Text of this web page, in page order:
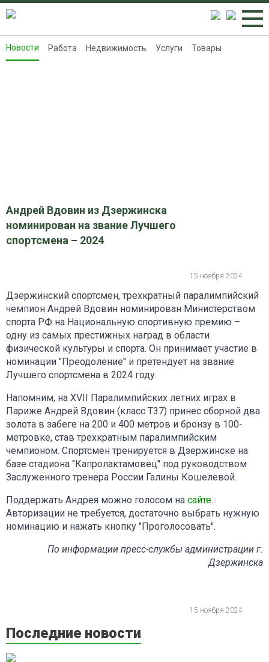
Новости
Новости Работа Недвижимость Услуги Товары
Андрей Вдовин из Дзержинска
номинирован на звание Лучшего
спортсмена – 2024
15 ноября 2024
Дзержинский спортсмен, трехкратный паралимпийский
чемпион Андрей Вдовин номинирован Министерством
спорта РФ на Национальную спортивную премию –
одну из самых престижных наград в области
физической культуры и спорта. Он принимает участие в
номинации "Преодоление" и претендует на звание
Лучшего спортсмена в 2024 году.
Напомним, на XVII Паралимпийских летних играх в
Париже Андрей Вдовин (класс Т37) принес сборной два
золота в забеге на 200 и 400 метров и бронзу в 100-
метровке, став трехкратным паралимпийским
чемпионом. Спортсмен тренируется в Дзержинске на
базе стадиона "Капролактамовец" под руководством
Заслуженного тренера России Галины Кошелевой.
Поддержать Андрея можно голосом на сайте.
Авторизации не требуется, достаточно выбрать нужную
номинацию и нажать кнопку "Проголосовать".
По информации пресс-службы администрации г.
Дзержинска
15 ноября 2024
Последние новости